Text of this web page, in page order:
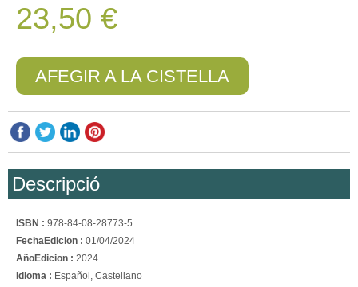
23,50 €
AFEGIR A LA CISTELLA
Descripció
ISBN : 978-84-08-28773-5
FechaEdicion : 01/04/2024
AñoEdicion : 2024
Idioma : Español, Castellano